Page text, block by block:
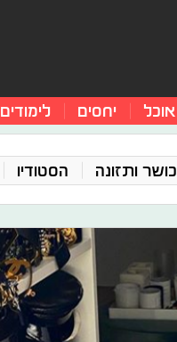
אוכל יחסים לימודים
כושר ותזונה הסטודיו